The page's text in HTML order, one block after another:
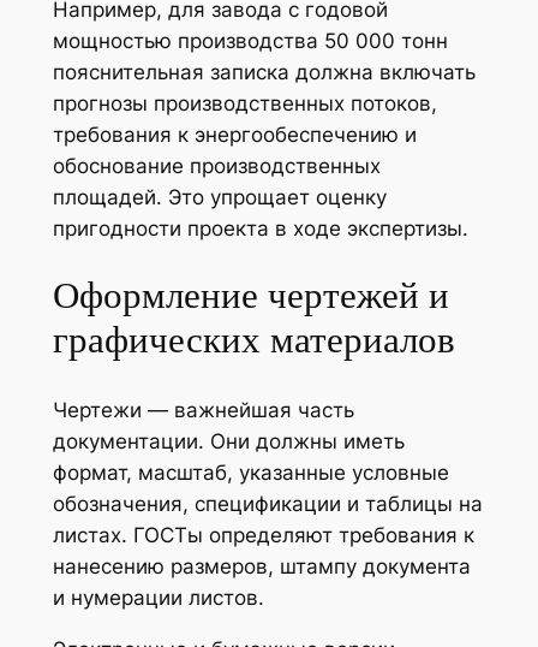
Например, для завода с годовой
мощностью производства 50 000 тонн
пояснительная записка должна включать
прогнозы производственных потоков,
требования к энергообеспечению и
обоснование производственных
площадей. Это упрощает оценку
пригодности проекта в ходе экспертизы.
Оформление чертежей и
графических материалов
Чертежи — важнейшая часть
документации. Они должны иметь
формат, масштаб, указанные условные
обозначения, спецификации и таблицы на
листах. ГОСТы определяют требования к
нанесению размеров, штампу документа
и нумерации листов.